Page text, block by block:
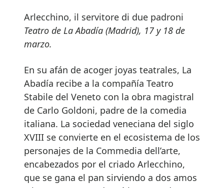
Arlecchino, il servitore di due padroni
Teatro de La Abadía (Madrid), 17 y 18 de
marzo.
En su afán de acoger joyas teatrales, La
Abadía recibe a la compañía Teatro
Stabile del Veneto con la obra magistral
de Carlo Goldoni, padre de la comedia
italiana. La sociedad veneciana del siglo
XVIII se convierte en el ecosistema de los
personajes de la Commedia dell’arte,
encabezados por el criado Arlecchino,
que se gana el pan sirviendo a dos amos